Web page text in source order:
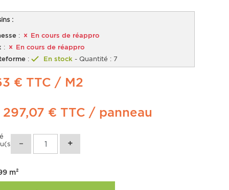
:
:
En cours de réappro
:
En cours de réappro
: En stock - Quantité : 7
€ TTC / M2
297,07 € TTC / panneau
m²